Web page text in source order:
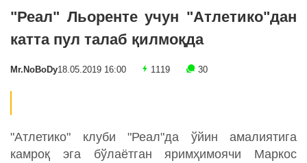
"Реал" Льоренте учун "Атлетико"дан
катта пул талаб қилмоқда
Mr.NoBoDy18.05.2019 16:00 1119 30
"Атлетико" клуби "Реал"да ўйин амалиятига
камроқ эга бўлаётган яримҳимоячи Маркос